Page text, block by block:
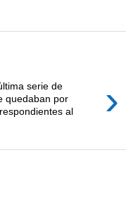
›
serie de
quedaban por
al